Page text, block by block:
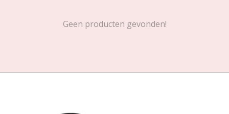
Geen producten gevonden!